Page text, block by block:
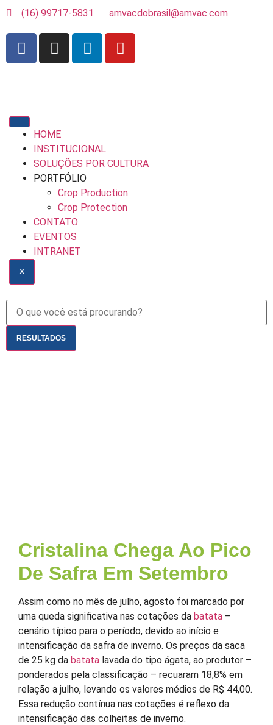
(16) 99717-5831 amvacdobrasil@amvac.com
HOME
INSTITUCIONAL
SOLUÇÕES POR CULTURA
PORTFÓLIO
Crop Production
Crop Protection
CONTATO
EVENTOS
INTRANET
X
RESULTADOS
Cristalina Chega Ao Pico
De Safra Em Setembro
Assim como no mês de julho, agosto foi marcado por
uma queda significativa nas cotações da batata –
cenário típico para o período, devido ao início e
intensificação da safra de inverno. Os preços da saca
de 25 kg da batata lavada do tipo ágata, ao produtor –
ponderados pela classificação – recuaram 18,8% em
relação a julho, levando os valores médios de R$ 44,00.
Essa redução contínua nas cotações é reflexo da
intensificação das colheitas de inverno.